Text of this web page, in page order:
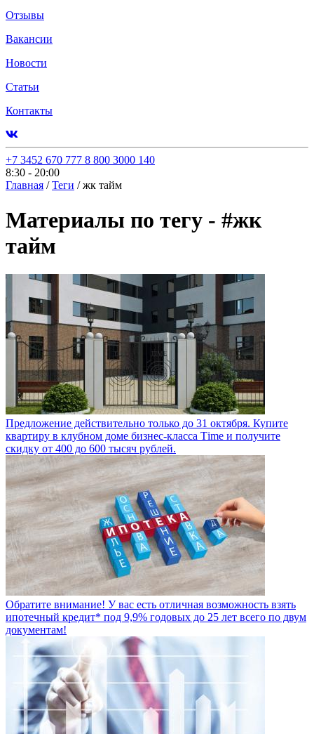
Отзывы
Вакансии
Новости
Статьи
Контакты
+7 3452 670 777 8 800 3000 140
8:30 - 20:00
Главная / Теги / жк тайм
Материалы по тегу - #жк
тайм
Предложение действительно только до 31 октября. Купите
квартиру в клубном доме бизнес-класса Тime и получите
скидку от 400 до 600 тысяч рублей.
Обратите внимание! У вас есть отличная возможность взять
ипотечный кредит* под 9,9% годовых до 25 лет всего по двум
документам!